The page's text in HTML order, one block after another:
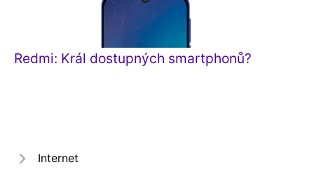
Redmi: Král dostupných smartphonů?
Internet